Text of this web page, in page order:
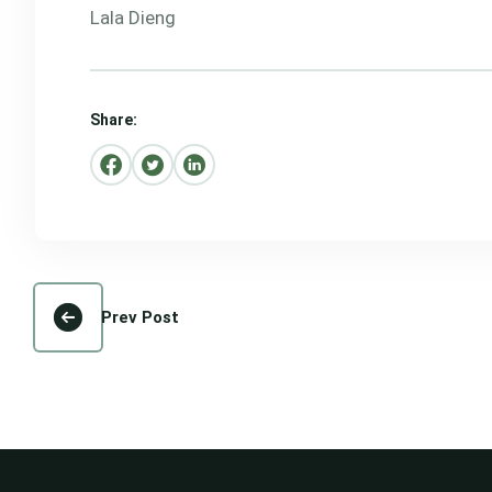
Lala Dieng
Share:
Prev Post